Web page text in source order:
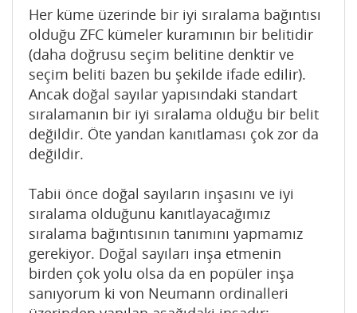
Her küme üzerinde bir iyi sıralama bağıntısı
olduğu ZFC kümeler kuramının bir belitidir
(daha doğrusu seçim belitine denktir ve
seçim beliti bazen bu şekilde ifade edilir).
Ancak doğal sayılar yapısındaki standart
sıralamanın bir iyi sıralama olduğu bir belit
değildir. Öte yandan kanıtlaması çok zor da
değildir.
Tabii önce doğal sayıların inşasını ve iyi
sıralama olduğunu kanıtlayacağımız
sıralama bağıntısının tanımını yapmamız
gerekiyor. Doğal sayıları inşa etmenin
birden çok yolu olsa da en popüler inşa
sanıyorum ki von Neumann ordinalleri